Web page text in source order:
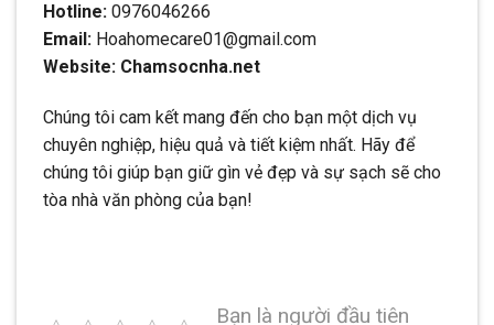
Hotline: 0976046266
Email: Hoahomecare01@gmail.com
Website: Chamsocnha.net
Chúng tôi cam kết mang đến cho bạn một dịch vụ
chuyên nghiệp, hiệu quả và tiết kiệm nhất. Hãy để
chúng tôi giúp bạn giữ gìn vẻ đẹp và sự sạch sẽ cho
tòa nhà văn phòng của bạn!
Bạn là người đầu tiên